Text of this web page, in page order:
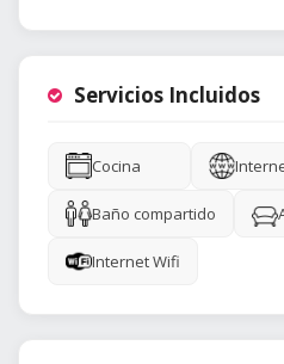
Servicios Incluidos
Cocina
Baño compartido
Internet Wifi